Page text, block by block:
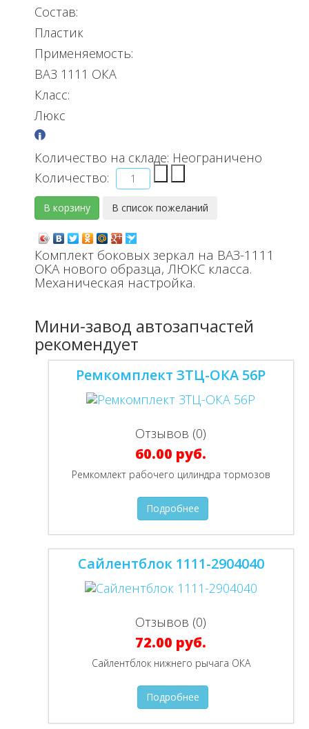
Состав:
Пластик
Применяемость:
ВАЗ 1111 ОКА
Класс:
Люкс
Количество на складе: Неограничено
Количество:
Комплект боковых зеркал на ВАЗ-1111
ОКА нового образца, ЛЮКС класса.
Механическая настройка.
Мини-завод автозапчастей
рекомендует
Ремкомплект ЗТЦ-ОКА 56Р
Отзывов (0)
60.00 руб.
Ремкомлект рабочего цилиндра тормозов
Подробнее
Сайлентблок 1111-2904040
Отзывов (0)
72.00 руб.
Сайлентблок нижнего рычага ОКА
Подробнее